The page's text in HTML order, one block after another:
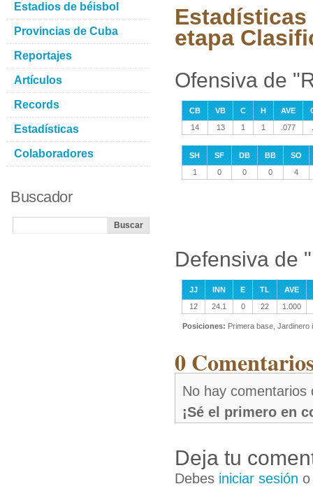
Estadísticas
etapa
Ofensiva de
CB VB C H AVE
14
13 1 1 .077
SH SF DB BB
SO
1
0 0 0 4
Defensiva de
JJ INN E TL
AVE
12
24.1 0 22 1.000
Posiciones: Primera base, Jardinero
0
No hay comentarios
¡Sé el primero en
Deja tu
Debes iniciar sesión
Estadios de béisbol
Provincias de Cuba
Reportajes
Artículos
Records
Estadísticas
Colaboradores
Buscador